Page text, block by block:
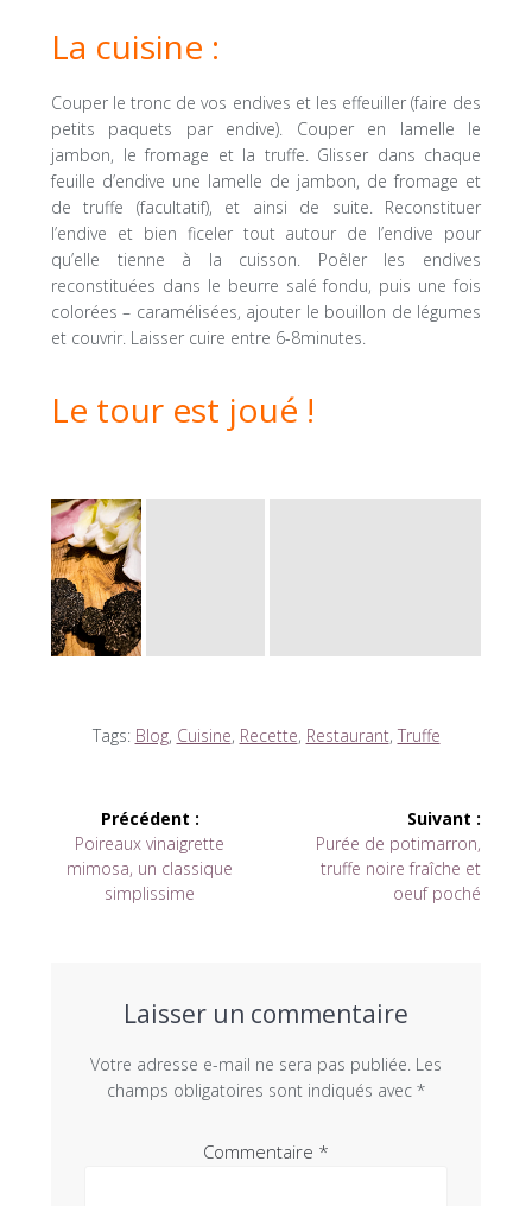
La cuisine :
Couper le tronc de vos endives et les effeuiller (faire des
petits paquets par endive). Couper en lamelle le
jambon, le fromage et la truffe. Glisser dans chaque
feuille d’endive une lamelle de jambon, de fromage et
de truffe (facultatif), et ainsi de suite. Reconstituer
l’endive et bien ficeler tout autour de l’endive pour
qu’elle tienne à la cuisson. Poêler les endives
reconstituées dans le beurre salé fondu, puis une fois
colorées – caramélisées, ajouter le bouillon de légumes
et couvrir. Laisser cuire entre 6-8minutes.
Le tour est joué !
Tags: Blog, Cuisine, Recette, Restaurant, Truffe
Navigation
l’article
Précédent :
Article
précédent :
Poireaux vinaigrette
mimosa, un classique
simplissime
Suivant :
Article
suivant :
Purée de potimarron,
truffe noire fraîche et
oeuf poché
Laisser un commentaire
Votre adresse e-mail ne sera pas publiée. Les
champs obligatoires sont indiqués avec *
Commentaire *